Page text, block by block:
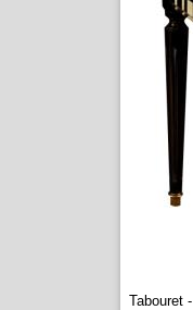
Tabouret -